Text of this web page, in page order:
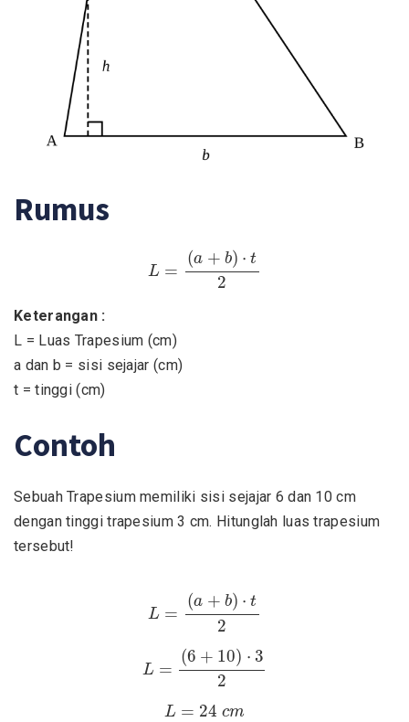
Rumus
L =
(a + b) ⋅ t
2
a b ⋅t2
Keterangan :
L = Luas Trapesium (cm)
a dan b = sisi sejajar (cm)
t = tinggi (cm)
Contoh
Sebuah Trapesium memiliki sisi sejajar 6 dan 10 cm
dengan tinggi trapesium 3 cm. Hitunglah luas trapesium
tersebut!
L =
(a + b) ⋅ t
2
a b ⋅t2
L =
(6 + 10) ⋅ 3
2
6+ 10) ⋅3
L = 24 cm
L 24 c